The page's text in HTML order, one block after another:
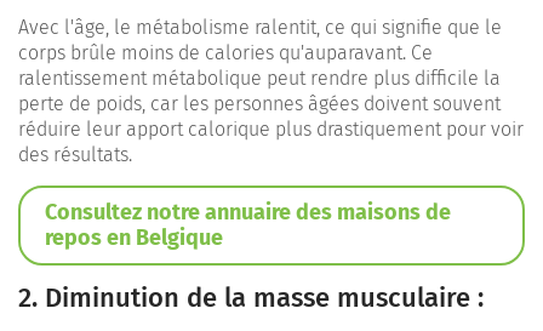
Avec l'âge, le métabolisme ralentit, ce qui signifie que le
corps brûle moins de calories qu'auparavant. Ce
ralentissement métabolique peut rendre plus difficile la
perte de poids, car les personnes âgées doivent souvent
réduire leur apport calorique plus drastiquement pour voir
des résultats.
Consultez notre annuaire des maisons de
repos en Belgique
2. Diminution de la masse musculaire :